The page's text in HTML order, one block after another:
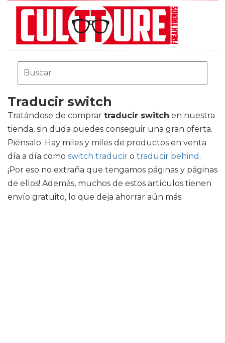
Traducir switch
Tratándose de comprar traducir switch en nuestra
tienda, sin duda puedes conseguir una gran oferta.
Piénsalo. Hay miles y miles de productos en venta
día a día como switch traducir o traducir behind .
¡Por eso no extraña que tengamos páginas y páginas
de ellos! Además, muchos de estos artículos tienen
envío gratuito, lo que deja ahorrar aún más.